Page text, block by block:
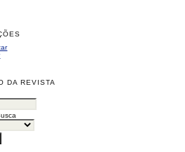
DA REVISTA